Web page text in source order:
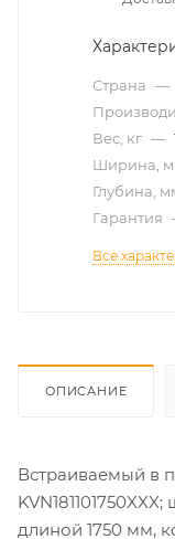
Страна —
Вес, кг —
Ширина,
Глубина,
Гарантия
Все
ОПИСАНИЕ
Встраиваемый в
длиной 1750 мм,